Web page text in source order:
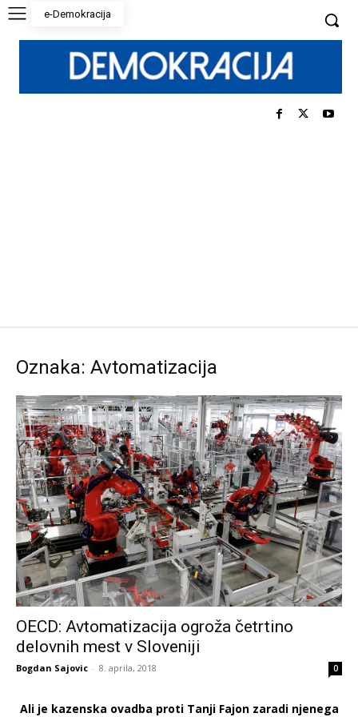
e-Demokracija
Oznaka: Avtomatizacija
OECD: Avtomatizacija ogroža četrtino
delovnih mest v Sloveniji
Bogdan Sajovic - 8. aprila, 2018 0
Ali je kazenska ovadba proti Tanji Fajon zaradi njenega